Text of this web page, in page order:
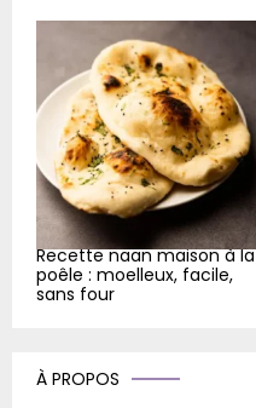
Recette naan maison à la
poêle : moelleux, facile,
sans four
À PROPOS